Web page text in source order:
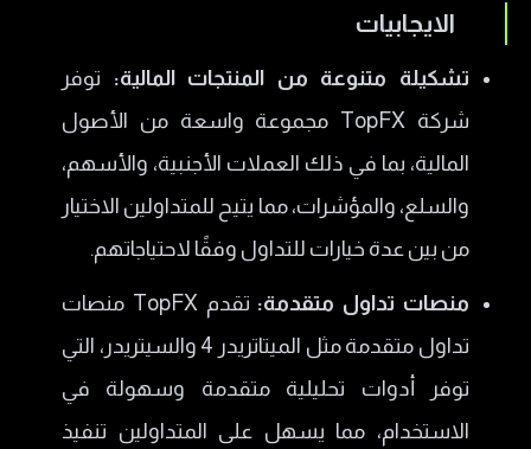
الايجابيات
تشكيلة متنوعة من المنتجات المالية: توفر
شركة TopFX مجموعة واسعة من الأصول
المالية، بما في ذلك العملات الأجنبية، والأسهم،
والسلع، والمؤشرات، مما يتيح للمتداولين الاختيار
من بين عدة خيارات للتداول وفقًا لاحتياجاتهم.
منصات تداول متقدمة:
تقدم TopFX منصات
تداول متقدمة مثل الميتاتريدر 4 والسيتريدر، التي
توفر أدوات تحليلية متقدمة وسهولة في
الاستخدام، مما يسهل على المتداولين تنفيذ